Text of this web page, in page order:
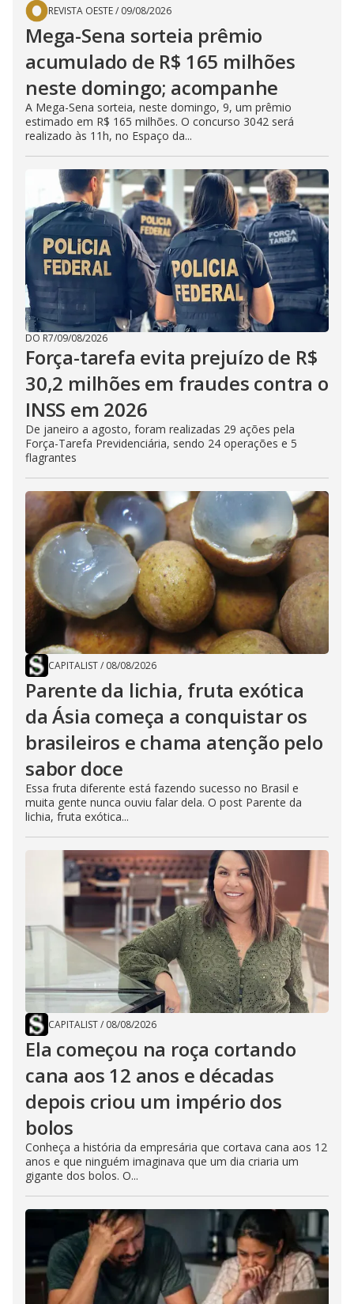
REVISTA OESTE/ 09/08/2026
Mega-Sena sorteia prêmio
acumulado de R$ 165 milhões
neste domingo; acompanhe
A Mega-Sena sorteia, neste domingo, 9, um prêmio
estimado em R$ 165 milhões. O concurso 3042 será
realizado às 11h, no Espaço da...
DO R7/09/08/2026
Força-tarefa evita prejuízo de R$
30,2 milhões em fraudes contra o
INSS em 2026
De janeiro a agosto, foram realizadas 29 ações pela
Força-Tarefa Previdenciária, sendo 24 operações e 5
flagrantes
CAPITALIST/ 08/08/2026
Parente da lichia, fruta exótica
da Ásia começa a conquistar os
brasileiros e chama atenção pelo
sabor doce
Essa fruta diferente está fazendo sucesso no Brasil e
muita gente nunca ouviu falar dela. O post Parente da
lichia, fruta exótica...
CAPITALIST/ 08/08/2026
Ela começou na roça cortando
cana aos 12 anos e décadas
depois criou um império dos
bolos
Conheça a história da empresária que cortava cana aos 12
anos e que ninguém imaginava que um dia criaria um
gigante dos bolos. O...